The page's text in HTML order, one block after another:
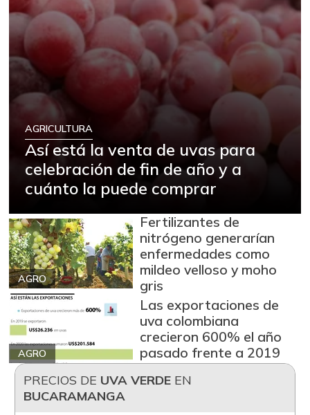
AGRICULTURA
Así está la venta de uvas para
celebración de fin de año y a
cuánto la puede comprar
AGRO
Fertilizantes de
nitrógeno generarían
enfermedades como
mildeo velloso y moho
gris
AGRO
Las exportaciones de
uva colombiana
crecieron 600% el año
pasado frente a 2019
PRECIOS DE UVA VERDEEN
BUCARAMANGA